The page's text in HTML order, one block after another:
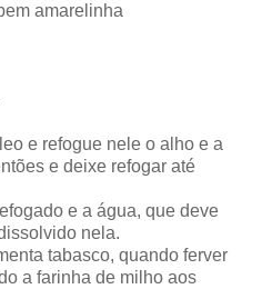
amarelinha
e refogue nele o alho e a
e deixe refogar até
e a água, que deve
nela.
tabasco, quando ferver
a farinha de milho aos